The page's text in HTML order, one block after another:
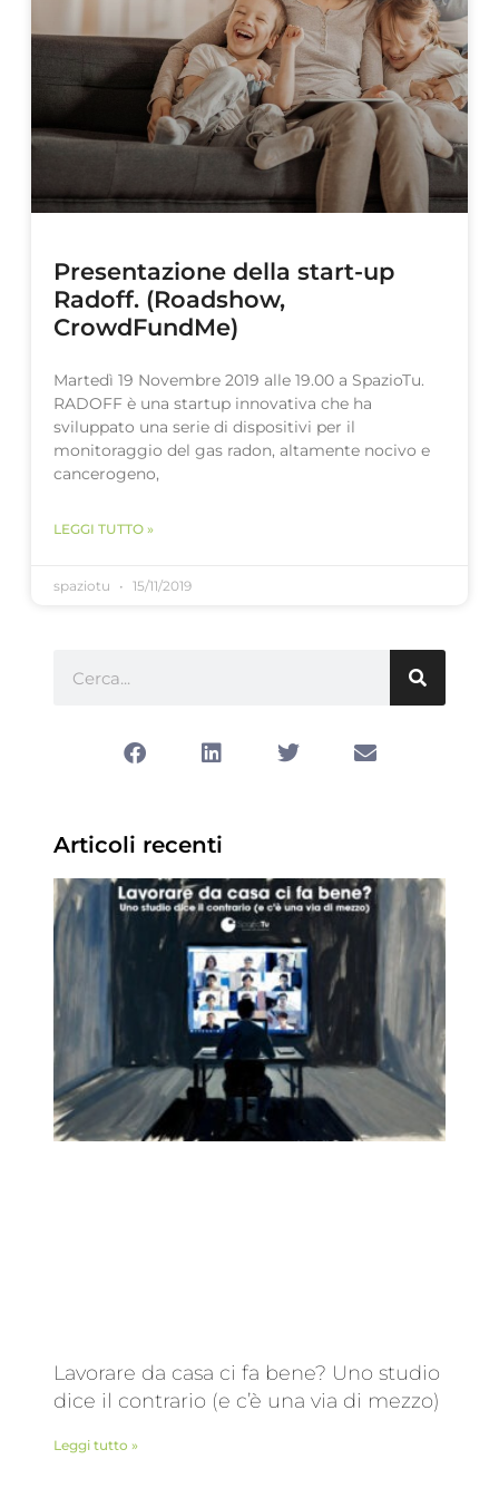
Presentazione della start-up
Radoff. (Roadshow,
CrowdFundMe)
Martedì 19 Novembre 2019 alle 19.00 a SpazioTu.
RADOFF è una startup innovativa che ha
sviluppato una serie di dispositivi per il
monitoraggio del gas radon, altamente nocivo e
cancerogeno,
LEGGI TUTTO »
spaziotu 15/11/2019
Articoli recenti
Lavorare da casa ci fa bene? Uno studio
dice il contrario (e c’è una via di mezzo)
Leggi tutto »